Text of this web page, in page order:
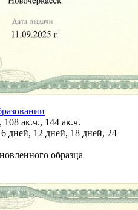
108 ак.ч., 144 ак.ч.
дней, 12 дней, 18 дней, 24
образца